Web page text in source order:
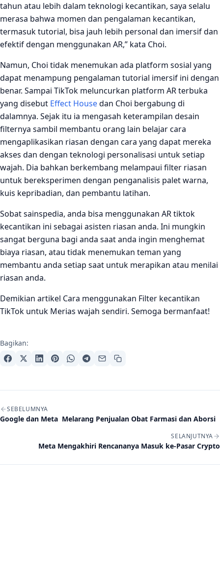
tahun atau lebih dalam teknologi kecantikan, saya selalu
merasa bahwa momen dan pengalaman kecantikan,
termasuk tutorial, bisa jauh lebih personal dan imersif dan
efektif dengan menggunakan AR,” kata Choi.
Namun, Choi tidak menemukan ada platform sosial yang
dapat menampung pengalaman tutorial imersif ini dengan
benar. Sampai TikTok meluncurkan platform AR terbuka
yang disebut Effect Housedan Choi bergabung di
dalamnya. Sejak itu ia mengasah keterampilan desain
filternya sambil membantu orang lain belajar cara
mengaplikasikan riasan dengan cara yang dapat mereka
akses dan dengan teknologi personalisasi untuk setiap
wajah. Dia bahkan berkembang melampaui filter riasan
untuk bereksperimen dengan penganalisis palet warna,
kuis kepribadian, dan pembantu latihan.
Sobat sainspedia, anda bisa menggunakan AR tiktok
kecantikan ini sebagai asisten riasan anda. Ini mungkin
sangat berguna bagi anda saat anda ingin menghemat
biaya riasan, atau tidak menemukan teman yang
membantu anda setiap saat untuk merapikan atau menilai
riasan anda.
Demikian artikel Cara menggunakan Filter kecantikan
TikTok untuk Merias wajah sendiri. Semoga bermanfaat!
Bagikan:
Navigasi artikel
SEBELUMNYA
Google dan Meta Melarang Penjualan Obat Farmasi dan Aborsi
SELANJUTNYA
Meta Mengakhiri Rencananya Masuk ke-Pasar Crypto